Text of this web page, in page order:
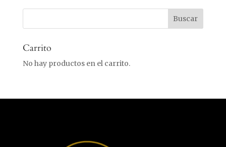
Carrito
No hay productos en el carrito.